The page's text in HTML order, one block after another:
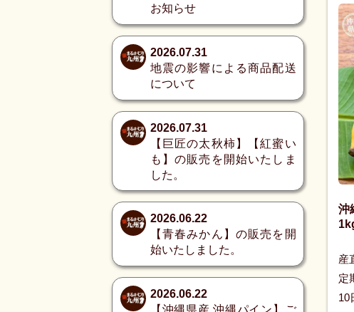
沖
産
定
10
お知らせ
2026.07.31
地震の影響による商品配送
について
2026.07.31
【巨匠の太秋柿】【紅蜜い
も】の販売を開始いたしま
した。
2026.06.22
【青春みかん】の販売を開
始いたしました。
2026.06.22
【沖縄県産 沖縄パイン】ご